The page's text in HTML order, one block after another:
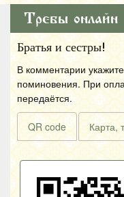
Требы онлайн
Братья и сестры!
В комментарии
поминовения. При
передаётся.
QR code Карта,